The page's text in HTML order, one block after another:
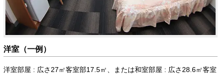
洋室（一例）
洋室部屋 : 広さ27㎡客室部17.5㎡、または和室部屋 : 広さ28.6㎡客室